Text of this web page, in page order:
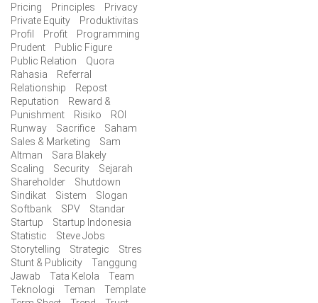
Pricing
Principles
Privacy
Private Equity
Produktivitas
Profil
Profit
Programming
Prudent
Public Figure
Public Relation
Quora
Rahasia
Referral
Relationship
Repost
Reputation
Reward &
Punishment
Risiko
ROI
Runway
Sacrifice
Saham
Sales & Marketing
Sam
Altman
Sara Blakely
Scaling
Security
Sejarah
Shareholder
Shutdown
Sindikat
Sistem
Slogan
Softbank
SPV
Standar
Startup
Startup Indonesia
Statistic
Steve Jobs
Storytelling
Strategic
Stres
Stunt & Publicity
Tanggung
Jawab
Tata Kelola
Team
Teknologi
Teman
Template